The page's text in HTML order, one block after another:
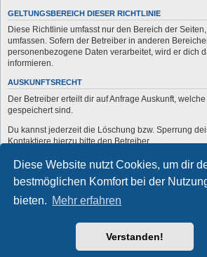
Diese Website nutzt Cookies, um dir
bestmöglichen Komfort bei der
bieten. Mehr erfahren
Verstanden!
GELTUNGSBEREICH DIESER RICHTLINIE
Diese Richtlinie umfasst nur den Bereich der
umfassen. Sofern der Betreiber in anderen
personenbezogene Daten verarbeitet, wird er dich
informieren.
AUSKUNFTSRECHT
Der Betreiber erteilt dir auf Anfrage Auskunft,
gespeichert sind.
Du kannst jederzeit die Löschung bzw. Sperrung
Kontaktiere hierzu bitte den Betreiber.
Zurück zur vorherigen Seite
Startseite Foren-Übersicht
forum
Powered byphpBB® Forum Software ©